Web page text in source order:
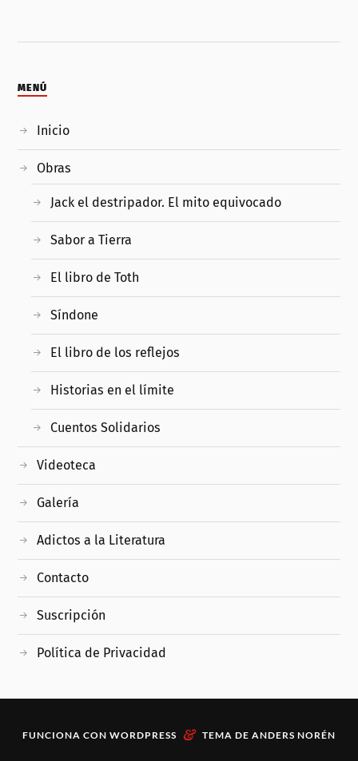
MENÚ
Inicio
Obras
Jack el destripador. El mito equivocado
Sabor a Tierra
El libro de Toth
Síndone
El libro de los reflejos
Historias en el límite
Cuentos Solidarios
Videoteca
Galería
Adictos a la Literatura
Contacto
Suscripción
Política de Privacidad
FUNCIONA CON WORDPRESS & TEMA DE ANDERS NORÉN